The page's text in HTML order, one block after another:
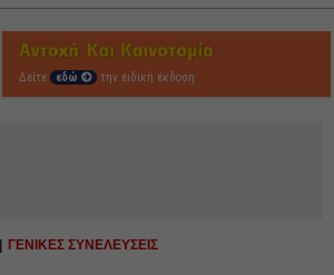
Δείτε εδώ την ειδική έκδοση
ΓΕΝΙΚΕΣ ΣΥΝΕΛΕΥΣΕΙΣ